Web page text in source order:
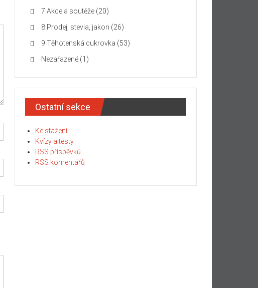
7 Akce a soutěže (20)
8 Prodej, stevia, jakon (26)
9 Těhotenská cukrovka (53)
Nezařazené (1)
Ostatní sekce
Ke stažení
Kvízy a testy
RSS příspěvků
RSS komentářů